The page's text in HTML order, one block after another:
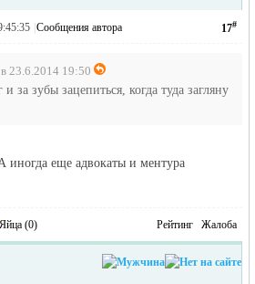
17#
Сообщения автора
23.6.2014 19:50
за зубы зацепиться, когда туда загляну
еще адвокаты и ментура
Яйца (0) Рейтинг Жалоба